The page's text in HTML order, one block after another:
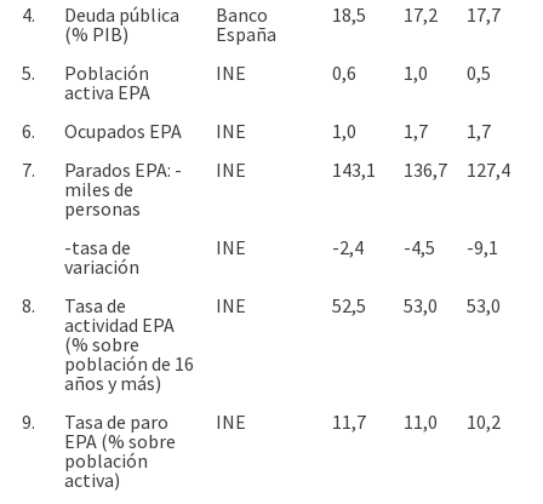
4.
Deuda pública
(% PIB)
Banco
España
18,5 17,2 17,7
5.
Población
activa EPA
INE 0,6 1,0 0,5
6. Ocupados EPA INE 1,0 1,7
1,7
7.
Parados EPA: -
miles de
personas
INE 143,1 136,7 127,4
-tasa de
variación
INE -2,4 -4,5 -9,1
8.
Tasa de
actividad EPA
(% sobre
población de 16
años y más)
INE 52,5 53,0 53,0
9.
Tasa de paro
EPA (% sobre
población
activa)
INE 11,7 11,0 10,2